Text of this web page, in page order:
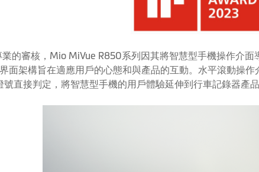
的審核，Mio MiVue R850系列因其將智慧型手機操作介
面架構旨在適應用戶的心態和與產品的互動。水平滾動操
直接判定，將智慧型手機的用戶體驗延伸到行車記錄器產